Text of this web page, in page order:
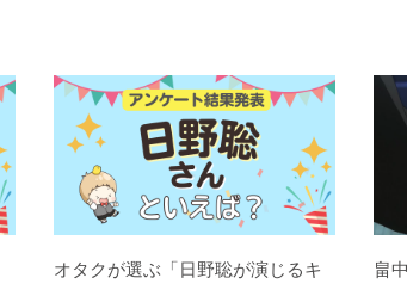
オタクが選ぶ「日野聡が演じるキ
畠